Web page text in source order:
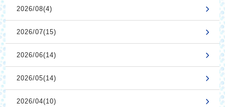
2026/08(4)
2026/07(15)
2026/06(14)
2026/05(14)
2026/04(10)